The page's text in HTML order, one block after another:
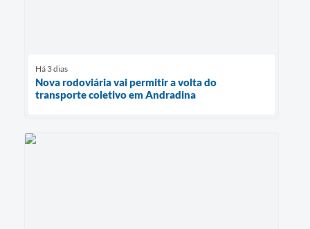
Há 3 dias
Nova rodoviária vai permitir a volta do
transporte coletivo em Andradina